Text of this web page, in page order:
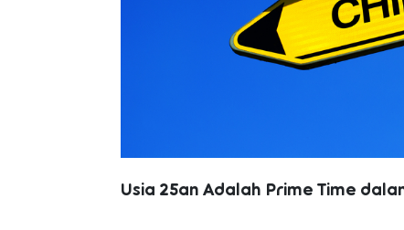
Usia 25an Adalah Prime Time